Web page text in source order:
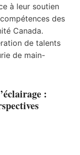
à leur soutien
des
Canada.
de talents
de main-
: